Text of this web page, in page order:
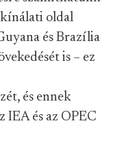
kínálati oldal
és Brazília
is – ez
és ennek
IEA és az OPEC